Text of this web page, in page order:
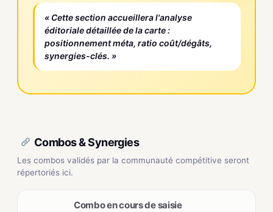
« Cette section accueillera l'analyse
éditoriale détaillée de la carte :
positionnement méta, ratio coût/dégâts,
synergies-clés. »
Combos & Synergies
Les combos validés par la communauté compétitive seront
répertoriés ici.
Combo en cours de saisie